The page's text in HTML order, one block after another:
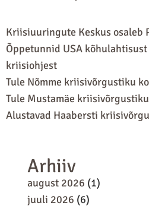
Kriisiuuringute Keskus osaleb
Õppetunnid USA
kriisiohjest
Tule Nõmme kriisivõrgustiku
Tule Mustamäe
Alustavad Haabersti
Arhiiv
august 2026 (1)
juuli 2026 (6)